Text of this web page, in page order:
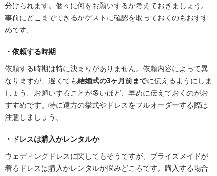
分けられます。個々に何をお願いするか考えておきましょう。
事前にどこまでできるかゲストに確認を取っておくのもおすす
めです。
・依頼する時期
依頼する時期は特に決まりがありません。依頼内容によって異
なりますが、遅くても結婚式の3ヶ月前までに伝えるようにしま
しょう。お願いすることが多いほど、早めに伝えておくのがお
すすめです。特に遠方の挙式やドレスをフルオーダーする際は
注意しましょう。
・ドレスは購入かレンタルか
ウェディングドレスに関してもそうですが、ブライズメイドが
着るドレスは購入かレンタルか悩みどころです。購入する場合